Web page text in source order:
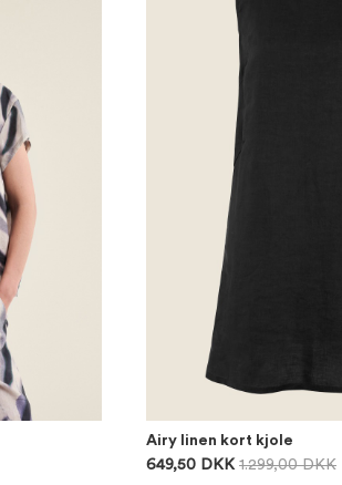
Airy linen kort kjole
649,50 DKK 1.299,00 DKK